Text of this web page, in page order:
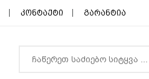
კონტაქტი გარანტია